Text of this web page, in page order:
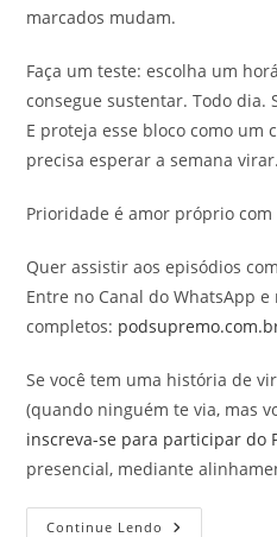
marcados mudam.
Faça um teste: escolha um
consegue sustentar. Todo dia.
E proteja esse bloco como um
precisa esperar a semana
Prioridade é amor próprio
Quer assistir aos episódios
Entre no Canal do WhatsApp
completos:
Se você tem uma história de
(quando ninguém te via, mas
inscreva-se para participar do
presencial, mediante
Continue Lendo Motivação